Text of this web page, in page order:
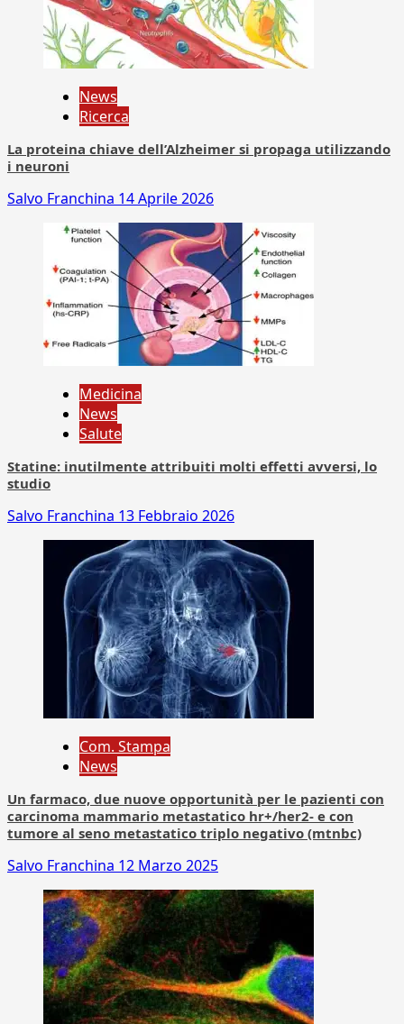
News
Ricerca
La proteina chiave dell’Alzheimer si propaga utilizzando
i neuroni
Salvo Franchina 14 Aprile 2026
Medicina
News
Salute
Statine: inutilmente attribuiti molti effetti avversi, lo
studio
Salvo Franchina 13 Febbraio 2026
Com. Stampa
News
Un farmaco, due nuove opportunità per le pazienti con
carcinoma mammario metastatico hr+/her2- e con
tumore al seno metastatico triplo negativo (mtnbc)
Salvo Franchina 12 Marzo 2025